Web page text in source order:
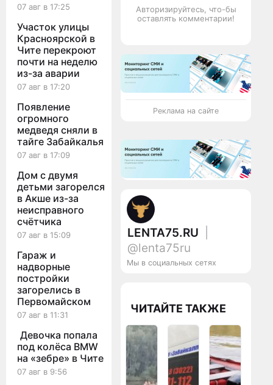
07 авг в 17:25
Участок улицы
Красноярской в
Чите перекроют
почти на неделю
из-за аварии
07 авг в 17:20
Появление
огромного
медведя сняли в
тайге Забайкалья
07 авг в 17:09
Дом с двумя
детьми загорелся
в Акше из-за
неисправного
счётчика
07 авг в 15:09
Гараж и
надворные
постройки
загорелись в
Первомайском
07 авг в 11:31
Девочка попала
под колёса BMW
на «зебре» в Чите
07 авг в 9:56
Авторизируйтесь, что-бы
оставлять комментарии!
Реклама на сайте
LENTA75.RU
@lenta75ru
Мы в социальных сетях
ЧИТАЙТЕ ТАКЖЕ